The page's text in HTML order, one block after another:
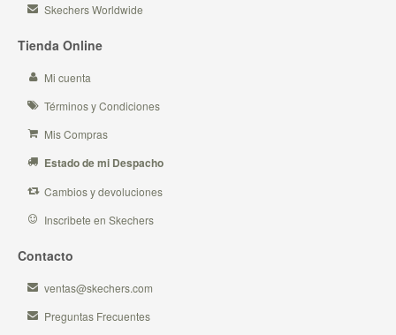
Skechers Worldwide
Tienda Online
Mi cuenta
Términos y Condiciones
Mis Compras
Estado de mi Despacho
Cambios y devoluciones
Inscribete en Skechers
Contacto
ventas@skechers.com
Preguntas Frecuentes